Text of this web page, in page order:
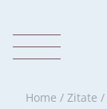
Home / Zitate /